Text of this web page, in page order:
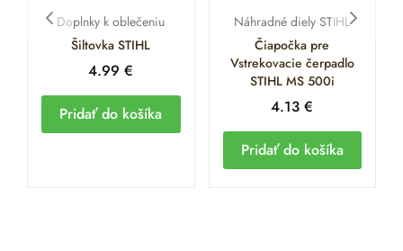
Doplnky k oblečeniu
Šiltovka STIHL
4.99€
Pridať do košíka
Náhradné diely STIHL
Čiapočka pre
Vstrekovacie čerpadlo
STIHL MS 500i
4.13€
Pridať do košíka